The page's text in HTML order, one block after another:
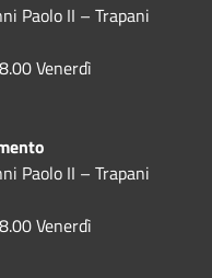
Paolo II – Trapani
Venerdì
Paolo II – Trapani
Venerdì